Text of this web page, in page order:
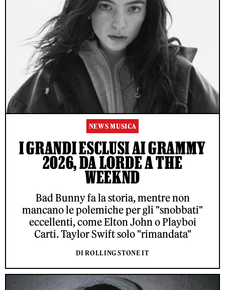
NEWS MUSICA
I GRANDI ESCLUSI AI GRAMMY
2026, DA LORDE A THE
WEEKND
Bad Bunny fa la storia, mentre non
mancano le polemiche per gli "snobbati"
eccellenti, come Elton John o Playboi
Carti. Taylor Swift solo "rimandata"
DI ROLLING STONE IT